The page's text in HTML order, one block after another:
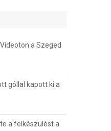
a Szeged
góllal kapott ki a
a felkészülést a